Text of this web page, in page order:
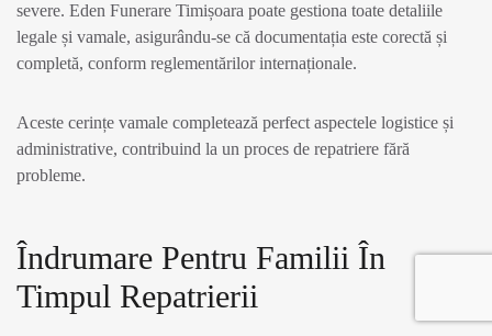
severe. Eden Funerare Timișoara poate gestiona toate detaliile
legale și vamale, asigurându-se că documentația este corectă și
completă, conform reglementărilor internaționale.
Aceste cerințe vamale completează perfect aspectele logistice și
administrative, contribuind la un proces de repatriere fără
probleme.
Îndrumare Pentru Familii În
Timpul Repatrierii